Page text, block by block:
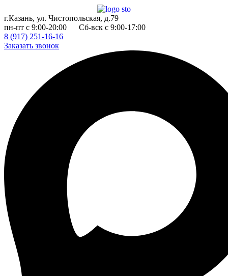
к
содержимому
г.Казань, ул. Чистопольская, д.79
пн-пт с 9:00-20:00 Сб-вск с 9:00-17:00
8 (917) 251-16-16
Заказать звонок